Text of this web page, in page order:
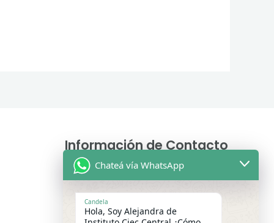
Información de Contacto
Asesoras Educativas
Lunes a sábados de 9.00 a 13:00 hs
WhatsApp:+54 9 11 2475-9699
Chateá vía WhatsApp
Candela
Hola, Soy Alejandra de